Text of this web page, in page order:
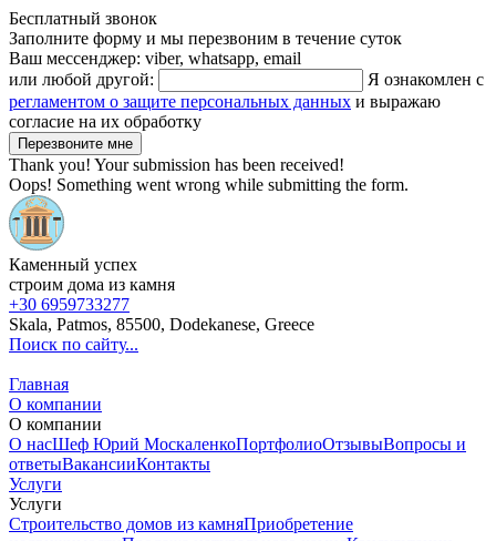
Бесплатный звонок
Заполните форму и мы перезвоним в течение суток
Ваш мессенджер: viber, whatsapp, email
или любой другой:
Я ознакомлен с
регламентом о защите персональных данных и выражаю
согласие на их обработку
Thank you! Your submission has been received!
Oops! Something went wrong while submitting the form.
Каменный успех
строим дома из камня
+30 6959733277
Skala, Patmos, 85500, Dodekanese, Greece
Поиск по сайту...
Главная
О компании
О компании
О насШеф Юрий МоскаленкоПортфолиоОтзывыВопросы и
ответыВакансииКонтакты
Услуги
Услуги
Строительство домов из камняПриобретение